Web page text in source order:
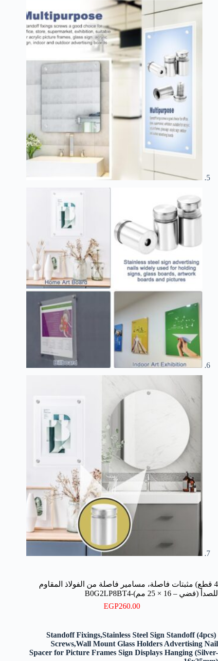
4 قطع) مثبتات فاصلة، مسامير فاصلة من الفولاذ المقاوم
للصدأ (فضي – 16 × 25 مم)-B0G2LP8BT4
EGP260.00
(4pcs) Standoff Fixings,Stainless Steel Sign Standoff
Screws,Wall Mount Glass Holders Advertising Nail
Spacer for Picture Frames Sign Displays Hanging (Silver-